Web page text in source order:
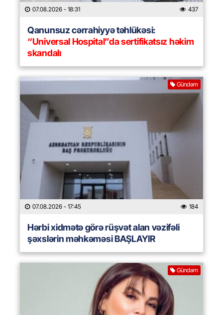
07.08.2026 - 18:31 437
Qanunsuz cərrahiyyə təhlükəsi:
“Universal Hospital”da sertifikatsız həkim
skandalı
Gündəm
07.08.2026 - 17:45 184
Hərbi xidmətə görə rüşvət alan vəzifəli
şəxslərin məhkəməsi BAŞLAYIR
Gündəm